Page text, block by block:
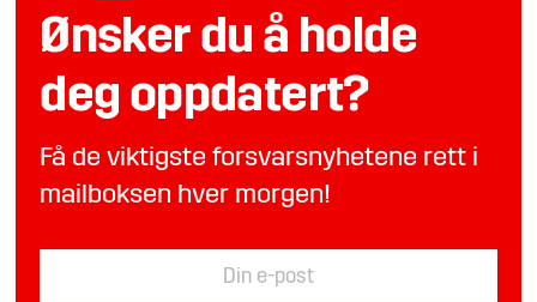
Ønsker du å holde
deg oppdatert?
Få de viktigste forsvarsnyhetene rett i
mailboksen hver morgen!